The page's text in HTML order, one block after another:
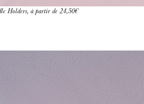
Holders, à partir de 24,50€